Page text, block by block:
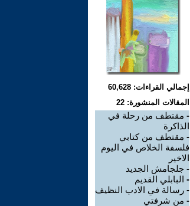
إجمالي القراءات: 60,628
المقالات المنشورة: 22
- مقتطف من رحلة في
الذاكرة
- مقتطف من كتابي
فلسفة الخلاص في اليوم
الاخير
- جلجامش الجديد
- البابلي القديم
- رسالة في الادب النظيف
- من شرفتي